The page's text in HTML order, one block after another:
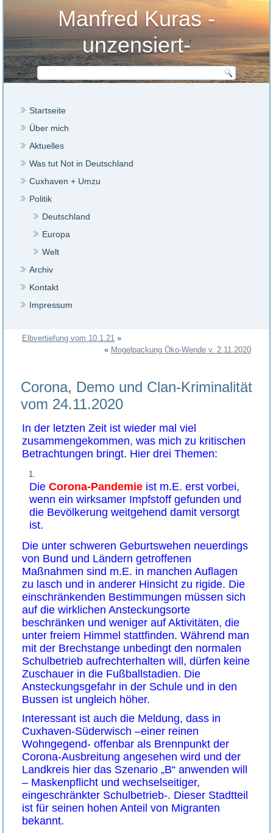
Manfred Kuras -
unzensiert-
Startseite
Über mich
Aktuelles
Was tut Not in Deutschland
Cuxhaven + Umzu
Politik
Deutschland
Europa
Welt
Archiv
Kontakt
Impressum
Elbvertiefung vom 10.1.21 »
« Mogelpackung Öko-Wende v. 2.11.2020
Corona, Demo und Clan-Kriminalität
vom 24.11.2020
In der letzten Zeit ist wieder mal viel
zusammengekommen, was mich zu kritischen
Betrachtungen bringt. Hier drei Themen:
DieCorona-Pandemie ist m.E. erst vorbei,
wenn ein wirksamer Impfstoff gefunden und
die Bevölkerung weitgehend damit versorgt
ist.
Die unter schweren Geburtswehen neuerdings
von Bund und Ländern getroffenen
Maßnahmen sind m.E. in manchen Auflagen
zu lasch und in anderer Hinsicht zu rigide. Die
einschränkenden Bestimmungen müssen sich
auf die wirklichen Ansteckungsorte
beschränken und weniger auf Aktivitäten, die
unter freiem Himmel stattfinden. Während man
mit der Brechstange unbedingt den normalen
Schulbetrieb aufrechterhalten will, dürfen keine
Zuschauer in die Fußballstadien. Die
Ansteckungsgefahr in der Schule und in den
Bussen ist ungleich höher.
Interessant ist auch die Meldung, dass in
Cuxhaven-Süderwisch –einer reinen
Wohngegend- offenbar als Brennpunkt der
Corona-Ausbreitung angesehen wird und der
Landkreis hier das Szenario „B“ anwenden will
– Maskenpflicht und wechselseitiger,
eingeschränkter Schulbetrieb-. Dieser Stadtteil
ist für seinen hohen Anteil von Migranten
bekannt.